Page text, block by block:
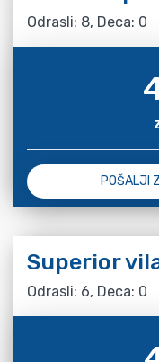
Odrasli: 8, Deca: 0
POŠALJI
Superior
Odrasli: 6, Deca: 0